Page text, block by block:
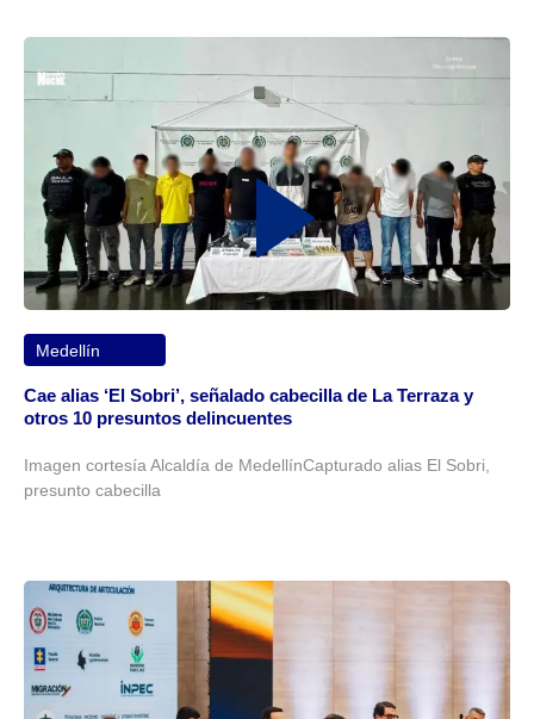
Medellín
Cae alias ‘El Sobri’, señalado cabecilla de La Terraza y
otros 10 presuntos delincuentes
Imagen cortesía Alcaldía de MedellínCapturado alias El Sobri,
presunto cabecilla